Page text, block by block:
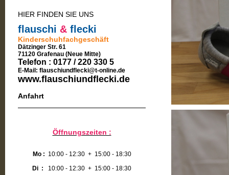
HIER FINDEN SIE UNS
flauschi & flecki
Kinderschuhfachgeschäft
Dätzinger Str. 61
71120 Grafenau (Neue Mitte)
Telefon : 0177 / 220 330 5
E-Mail: flauschiundflecki@t-online.de
www.flauschiundflecki.de
Anfahrt
Öffnungszeiten :
Mo : 10:00 - 12:30 + 15:00 - 18:30
Di :
10:00 - 12:30 + 15:00 - 18:30